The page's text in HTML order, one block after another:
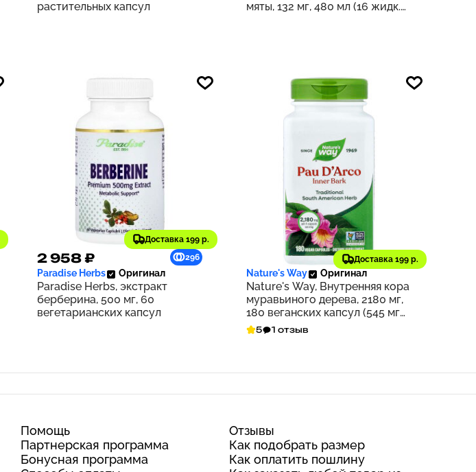
растительных капсул
мяты, 132 мг, 480 мл (16 жидк.
Доставка 199 р.
2 958 ₽ 296
Paradise Herbs Оригинал
Paradise Herbs, экстракт
берберина, 500 мг, 60
вегетарианских капсул
Доставка 199 р.
1 688 ₽ 169
Nature's Way Оригинал
Nature's Way, Внутренняя кора
муравьиного дерева, 2180 мг,
180 веганских капсул (545 мг
на капсулу)
5 1 отзыв
Помощь
Партнерская программа
Бонусная программа
Отзывы
Как подобрать размер
Как оплатить пошлину